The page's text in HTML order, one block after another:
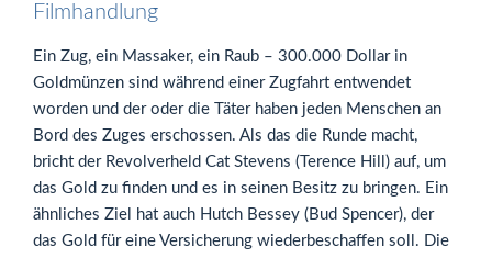
Filmhandlung
Ein Zug, ein Massaker, ein Raub – 300.000 Dollar in
Goldmünzen sind während einer Zugfahrt entwendet
worden und der oder die Täter haben jeden Menschen an
Bord des Zuges erschossen. Als das die Runde macht,
bricht der Revolverheld Cat Stevens (Terence Hill) auf, um
das Gold zu finden und es in seinen Besitz zu bringen. Ein
ähnliches Ziel hat auch Hutch Bessey (Bud Spencer), der
das Gold für eine Versicherung wiederbeschaffen soll. Die